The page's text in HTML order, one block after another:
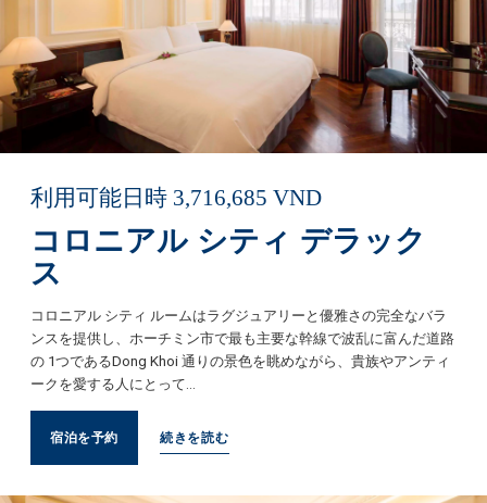
利用可能日時 3,716,685 VND
コロニアル シティ デラック
ス
コロニアル シティ ルームはラグジュアリーと優雅さの完全なバラ
ンスを提供し、ホーチミン市で最も主要な幹線で波乱に富んだ道路
の 1つであるDong Khoi 通りの景色を眺めながら、貴族やアンティ
ークを愛する人にとって…
宿泊を予約 続きを読む